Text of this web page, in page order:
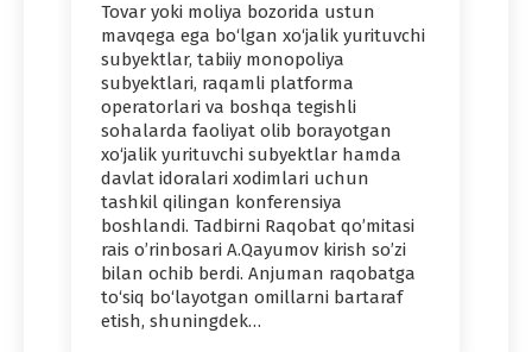
Tovar yoki moliya bozorida ustun
mavqega ega bo‘lgan xo‘jalik yurituvchi
subyektlar, tabiiy monopoliya
subyektlari, raqamli platforma
operatorlari va boshqa tegishli
sohalarda faoliyat olib borayotgan
xo‘jalik yurituvchi subyektlar hamda
davlat idoralari xodimlari uchun
tashkil qilingan konferensiya
boshlandi. Tadbirni Raqobat qo’mitasi
rais o’rinbosari A.Qayumov kirish so’zi
bilan ochib berdi. Anjuman raqobatga
to‘siq bo‘layotgan omillarni bartaraf
etish, shuningdek…